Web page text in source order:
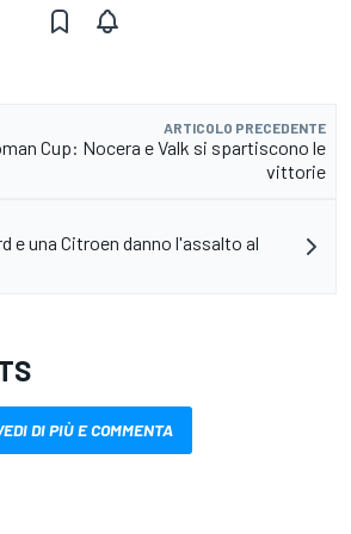
ARTICOLO PRECEDENTE
Cup: Nocera e Valk si spartiscono le
vittorie
e una Citroen danno l'assalto al
DI PIÙ E COMMENTA